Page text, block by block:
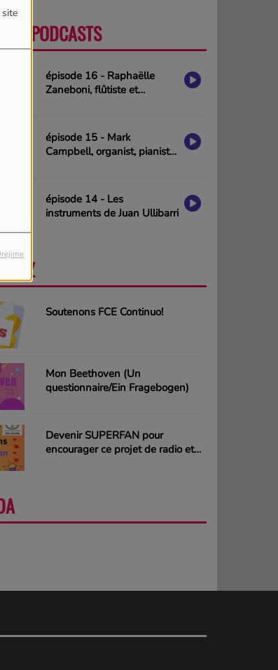
PODCASTS
épisode 16 - Raphaëlle
Zaneboni, flûtiste et
épisode 15 - Mark
Campbell, organist, pianist
épisode 14 - Les
instruments de Juan Ullibarri
Soutenons FCE Continuo!
Mon Beethoven (Un
questionnaire/Ein Fragebogen)
Devenir SUPERFAN pour
encourager ce projet de radio et